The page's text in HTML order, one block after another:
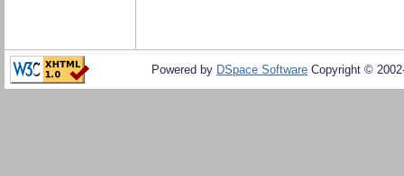
Powered by DSpace Software Copyright ©